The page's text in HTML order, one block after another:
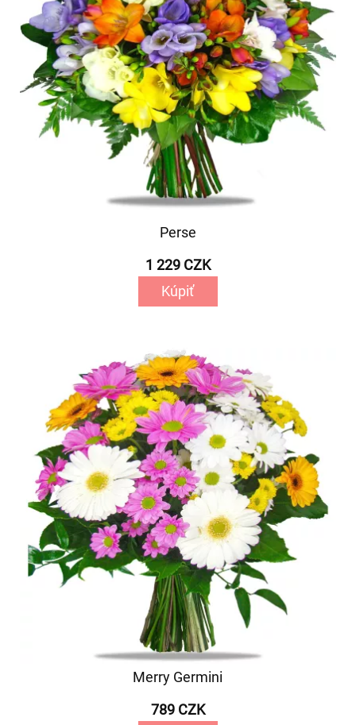
Perse
1 229 CZK
Kúpiť
Merry Germini
789 CZK